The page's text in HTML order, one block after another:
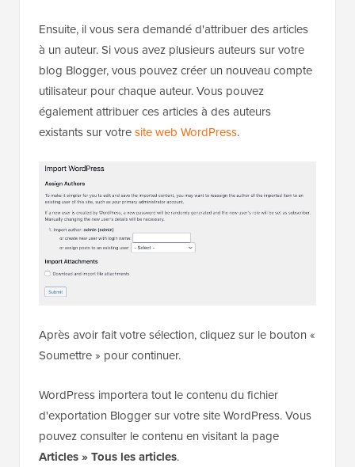
Ensuite, il vous sera demandé d'attribuer des articles
à un auteur. Si vous avez plusieurs auteurs sur votre
blog Blogger, vous pouvez créer un nouveau compte
utilisateur pour chaque auteur. Vous pouvez
également attribuer ces articles à des auteurs
existants sur votresite web WordPress.
Après avoir fait votre sélection, cliquez sur le bouton «
Soumettre » pour continuer.
WordPress importera tout le contenu du fichier
d'exportation Blogger sur votre site WordPress. Vous
pouvez consulter le contenu en visitant la page
Articles » Tous les articles.